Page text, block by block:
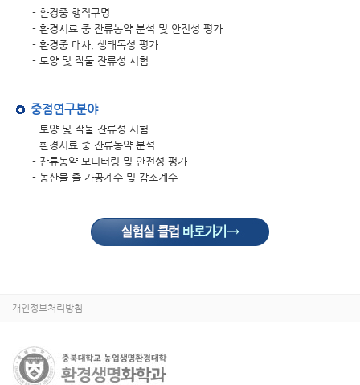
- 환경중 행적구명
- 환경시료 중 잔류농약 분석 및 안전성 평가
- 환경중 대사, 생태독성 평가
- 토양 및 작물 잔류성 시험
중점연구분야
- 토양 및 작물 잔류성 시험
- 환경시료 중 잔류농약 분석
- 잔류농약 모니터링 및 안전성 평가
- 농산물 줄 가공계수 및 감소계수
개인정보처리방침